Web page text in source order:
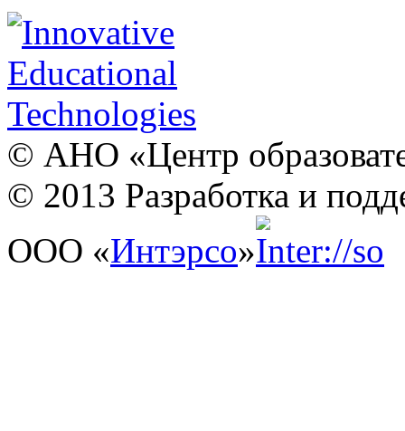
© АНО «Центр
© 2013 Разработка и
ООО «Интэрсо»